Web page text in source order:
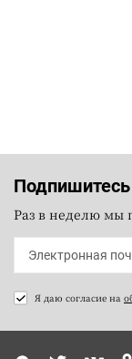
Раз в неделю мы
Я даю согласие на